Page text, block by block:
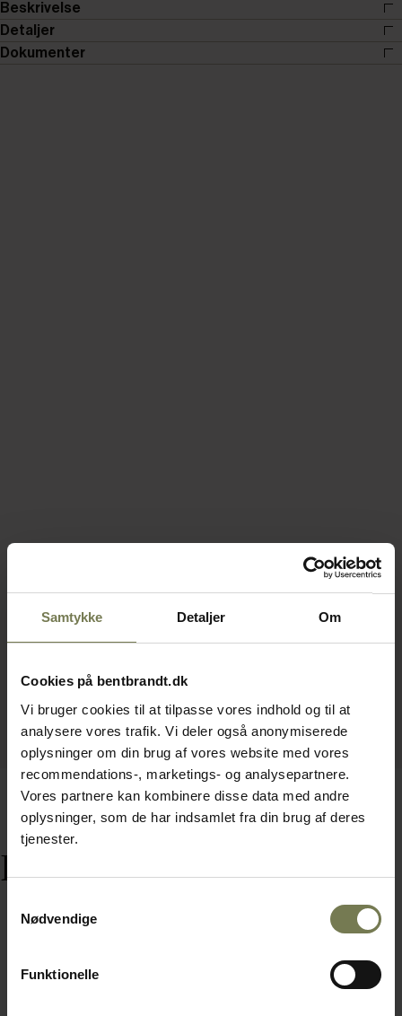
Samtykke Detaljer Om
Cookies på bentbrandt.dk
Vi bruger cookies til at tilpasse vores indhold og til at
analysere vores trafik. Vi deler også anonymiserede
oplysninger om din brug af vores website med vores
recommendations-, marketings- og analysepartnere.
Vores partnere kan kombinere disse data med andre
oplysninger, som de har indsamlet fra din brug af deres
tjenester.
Nødvendige
Funktionelle
Beskrivelse
Detaljer
Dokumenter
Relaterede varer